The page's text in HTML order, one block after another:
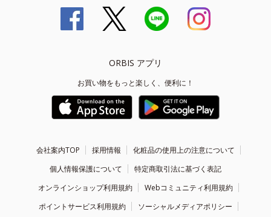
ORBIS アプリ
お買い物をもっと楽しく、便利に！
会社案内TOP 採用情報
化粧品の使用上の注意について
個人情報保護について
特定商取引法に基づく表記
オンラインショップ利用規約
Webコミュニティ利用規約
ポイントサービス利用規約
ソーシャルメディアポリシー